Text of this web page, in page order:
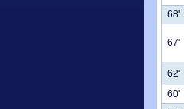
68'
67'
62'
60'